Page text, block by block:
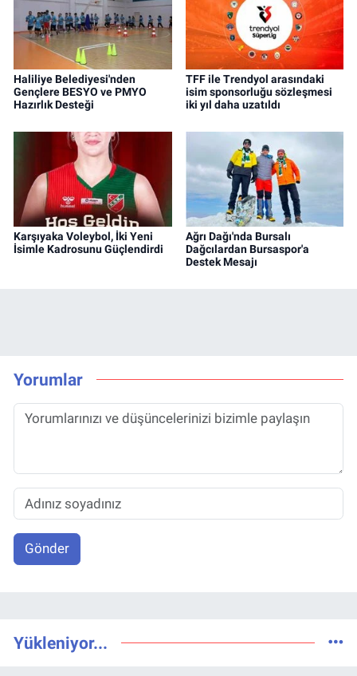
Haliliye Belediyesi'nden
Gençlere BESYO ve PMYO
Hazırlık Desteği
TFF ile Trendyol arasındaki
isim sponsorluğu sözleşmesi
iki yıl daha uzatıldı
Karşıyaka Voleybol, İki Yeni
İsimle Kadrosunu Güçlendirdi
Ağrı Dağı'nda Bursalı
Dağcılardan Bursaspor'a
Destek Mesajı
Yorumlar
Gönder
Yükleniyor...